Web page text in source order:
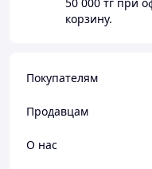
50 000 тг при
корзину.
Покупателям
Продавцам
О нас